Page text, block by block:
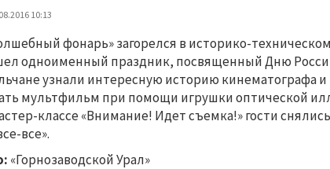
10:13
фонарь» загорелся в историко-
одноименный праздник, посвященный Дню
узнали интересную историю кинематографа
мультфильм при помощи игрушки оптической
классе «Внимание! Идет съемка!» гости
все».
«Горнозаводской Урал»